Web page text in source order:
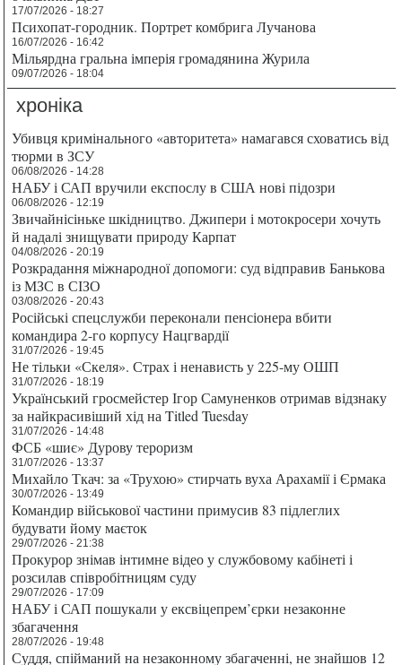
17/07/2026 - 18:27
Психопат-городник. Портрет комбрига Лучанова
16/07/2026 - 16:42
Мільярдна гральна імперія громадянина Журила
09/07/2026 - 18:04
хроніка
Убивця кримінального «авторитета» намагався сховатись від
тюрми в ЗСУ
06/08/2026 - 14:28
НАБУ і САП вручили експослу в США нові підозри
06/08/2026 - 12:19
Звичайнісіньке шкідництво. Джипери і мотокросери хочуть
й надалі знищувати природу Карпат
04/08/2026 - 20:19
Розкрадання міжнародної допомоги: суд відправив Банькова
із МЗС в СІЗО
03/08/2026 - 20:43
Російські спецслужби переконали пенсіонера вбити
командира 2-го корпусу Нацгвардії
31/07/2026 - 19:45
Не тільки «Скеля». Страх і ненависть у 225-му ОШП
31/07/2026 - 18:19
Український гросмейстер Ігор Самуненков отримав відзнаку
за найкрасивіший хід на Titled Tuesday
31/07/2026 - 14:48
ФСБ «шиє» Дурову тероризм
31/07/2026 - 13:37
Михайло Ткач: за «Трухою» стирчать вуха Арахамії і Єрмака
30/07/2026 - 13:49
Командир військової частини примусив 83 підлеглих
будувати йому маєток
29/07/2026 - 21:38
Прокурор знімав інтимне відео у службовому кабінеті і
розсилав співробітницям суду
29/07/2026 - 17:09
НАБУ і САП пошукали у ексвіцепрем’єрки незаконне
збагачення
28/07/2026 - 19:48
Суддя, спійманий на незаконному збагаченні, не знайшов 12